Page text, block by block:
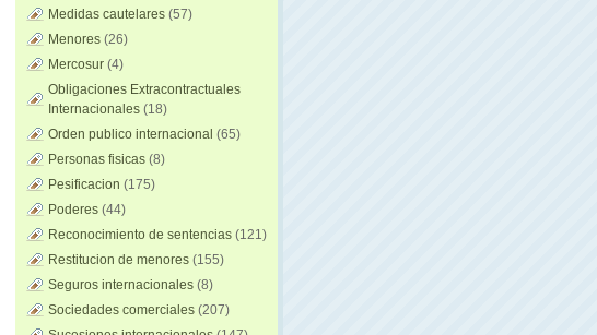
Medidas cautelares (57)
Menores (26)
Mercosur (4)
Obligaciones Extracontractuales
Internacionales (18)
Orden publico internacional (65)
Personas fisicas (8)
Pesificacion (175)
Poderes (44)
Reconocimiento de sentencias (121)
Restitucion de menores (155)
Seguros internacionales (8)
Sociedades comerciales (207)